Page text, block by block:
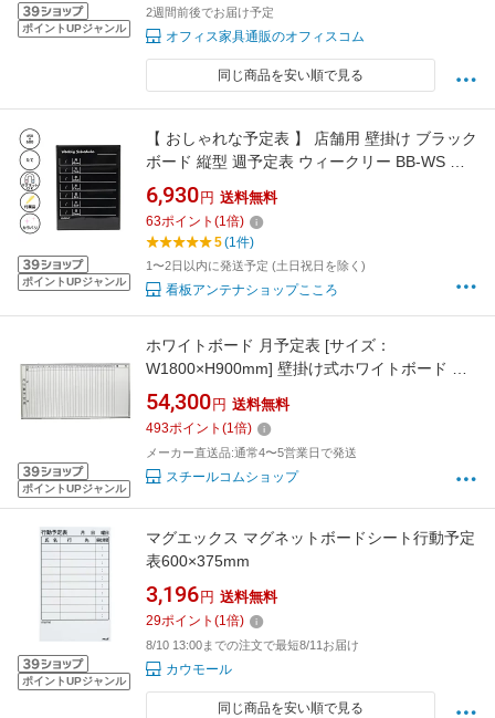
ポイントUPジャンル
2週間前後でお届け予定
オフィス家具通販のオフィスコム
同じ商品を安い順で見る
ポイントUPジャンル
【 おしゃれな予定表 】 店舗用 壁掛け ブラック
ボード 縦型 週予定表 ウィークリー BB-WS ブ
ラック シルバー 450X600mm スケジュールボ
ード
6,930 円 送料無料
63ポイント (1倍)
5(1件)
1〜2日以内に発送予定 (土日祝日を除く)
看板アンテナショップこころ
ポイントUPジャンル
ホワイトボード 月予定表 [サイズ：
W1800×H900mm] 壁掛け式ホワイトボード 仕
様:片面 ホワイト 月予定表 マグネット マーカー
付き【完成品】
54,300 円 送料無料
493ポイント (1倍)
メーカー直送品:通常4〜5営業日で発送
スチールコムショップ
ポイントUPジャンル
マグエックス マグネットボードシート行動予定
表600×375mm
3,196 円 送料無料
29ポイント (1倍)
8/10 13:00までの注文で最短8/11お届け
カウモール
同じ商品を安い順で見る